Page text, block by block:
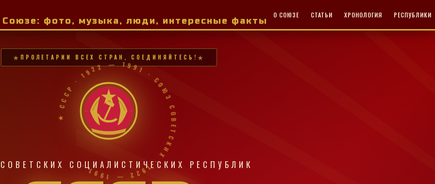
фото, музыка, люди, интересные факты
О СОЮЗЕ СТАТЬИ ХРОНОЛОГИЯ РЕСПУБЛИКИ
ПРОЛЕТАРИИ ВСЕХ СТРАН, СОЕДИНЯЙТЕСЬ!
★ СССР · 1922 — 1991 · СОЮЗ СОВЕТСКИХ · 1922 — 1991 ·
СОЦИАЛИСТИЧЕСКИХ РЕСПУБЛИК